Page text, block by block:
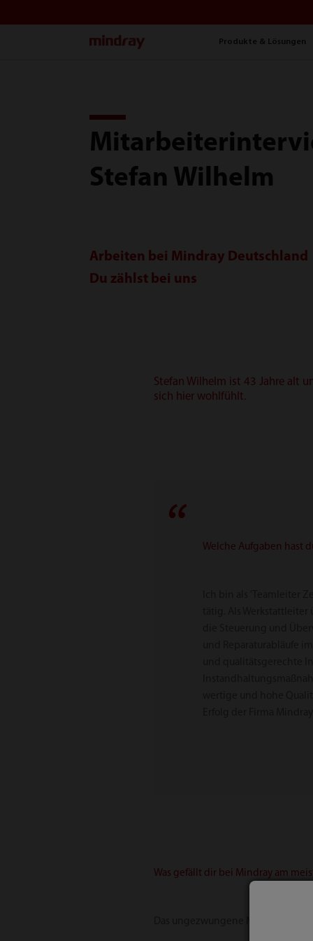
Produkte & Lösungen
Stefan Wilhelm
Arbeiten bei Mindray Deutschland
Du zählst bei uns
Stefan Wilhelm ist 43 Jahre alt
sich hier wohlfühlt.
Welche Aufgaben hast
Was gefällt dir bei Mindray am
Das ungezwungene Miteinander